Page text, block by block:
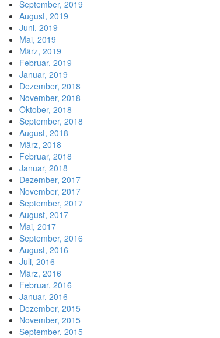
September, 2019
August, 2019
Juni, 2019
Mai, 2019
März, 2019
Februar, 2019
Januar, 2019
Dezember, 2018
November, 2018
Oktober, 2018
September, 2018
August, 2018
März, 2018
Februar, 2018
Januar, 2018
Dezember, 2017
November, 2017
September, 2017
August, 2017
Mai, 2017
September, 2016
August, 2016
Juli, 2016
März, 2016
Februar, 2016
Januar, 2016
Dezember, 2015
November, 2015
September, 2015